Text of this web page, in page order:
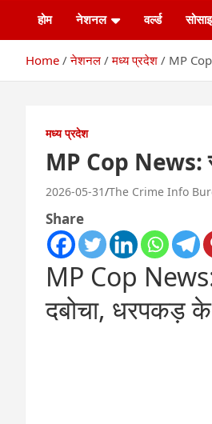
होम नेशनल वर्ल्ड
Home नेशनल मध्य प्रदेश MP
मध्य प्रदेश
MP Cop News:
2026-05-31 The Crime Info
Share
MP Cop News:
दबोचा, धरपकड़ के